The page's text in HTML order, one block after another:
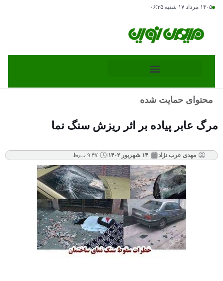
۱۴۰۵ مرداد ۱۷ شنبه ۰۶:۳۵
محتوای حمایت شده
مرگ عابر پیاده بر اثر ریزش سنگ نما
مهدی عرب نژاد ۱۴ شهریور ۱۴۰۲ ۹:۴۷ ب٫ظ